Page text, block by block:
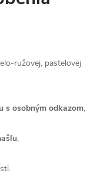
ružovej, pastelovej
s osobným odkazom,
,